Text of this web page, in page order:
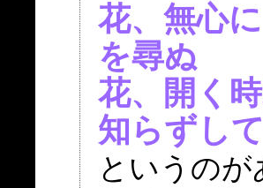
花、無心
を尋ぬ
花、開く
知らずし
というの